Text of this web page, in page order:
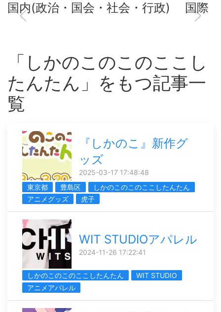
国内(政治・国会・社会・行政) 国際
「しかのこのこのここし
たんたん」をもつ記事一
覧
『しかのこ』新作グ
ッズ
2025-03-17 17:48:48
東京都
豊島区
しかのこのこのここしたんたん
アニメグッズ
虎子
WIT STUDIOアパレル
2024-11-26 17:22:41
しかのこのこのここしたんたん
WIT STUDIO
アニメアパレル